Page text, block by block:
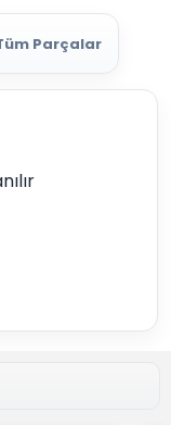
Parçalar